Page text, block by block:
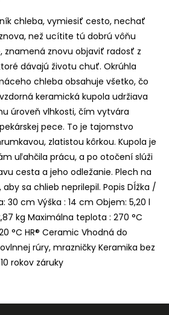
chleba, vymiesiť cesto, nechať
než ucítite tú dobrú vôňu
znamená znovu objaviť radosť z
dávajú životu chuť. Okrúhla
chleba obsahuje všetko, čo
keramická kupola udržiava
úroveň vlhkosti, čím vytvára
pece. To je tajomstvo
zlatistou kôrkou. Kupola je
uľahčila prácu, a po otočení slúži
cesta a jeho odležanie. Plech na
sa chlieb neprilepil. Popis Dĺžka /
30 cm Výška : 14 cm Objem: 5,20 l
kg Maximálna teplota : 270 °C
°C HR® Ceramic Vhodná do
rúry, mrazničky Keramika bez
rokov záruky